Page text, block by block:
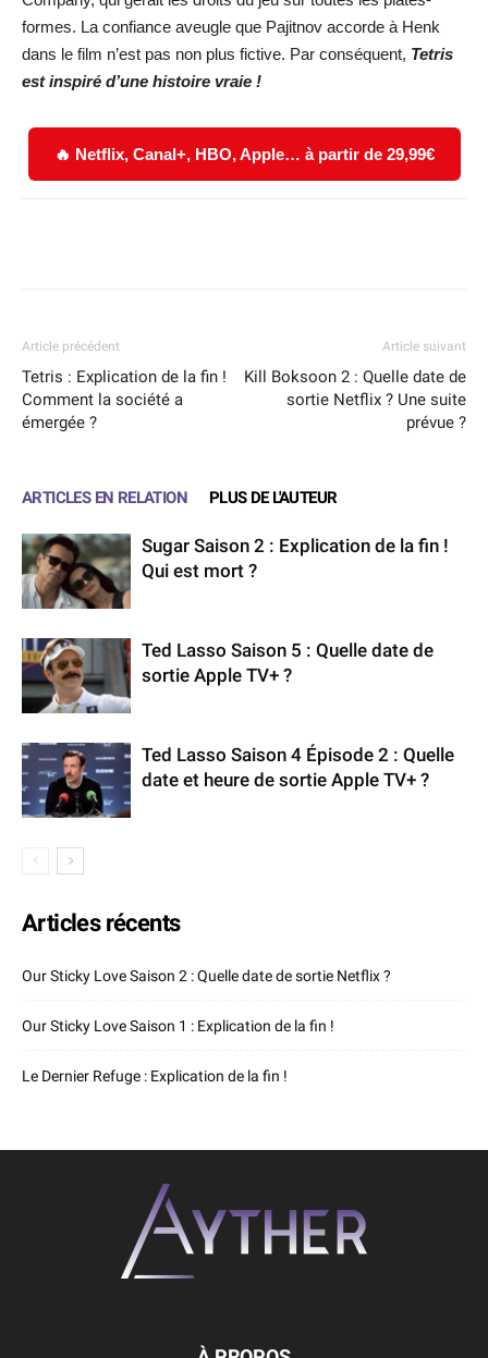
formes. La confiance aveugle que Pajitnov accorde à Henk
dans le film n’est pas non plus fictive. Par conséquent, Tetris
est inspiré d’une histoire vraie !
🔥 Netflix, Canal+, HBO, Apple… à partir de 29,99€
Article précédent
Tetris : Explication de la fin !
Comment la société a
émergée ?
Article suivant
Kill Boksoon 2 : Quelle date de
sortie Netflix ? Une suite
prévue ?
ARTICLES EN RELATION PLUS DE L'AUTEUR
Sugar Saison 2 : Explication de la fin !
Qui est mort ?
Ted Lasso Saison 5 : Quelle date de
sortie Apple TV+ ?
Ted Lasso Saison 4 Épisode 2 : Quelle
date et heure de sortie Apple TV+ ?
Articles récents
Our Sticky Love Saison 2 : Quelle date de sortie Netflix ?
Our Sticky Love Saison 1 : Explication de la fin !
Le Dernier Refuge : Explication de la fin !